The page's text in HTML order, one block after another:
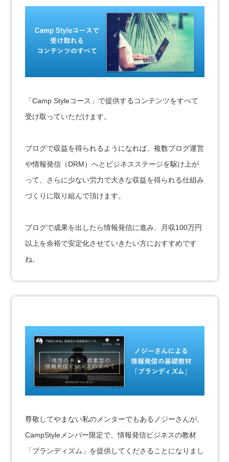
「Camp Styleコース」で提供するコンテンツをすべて
受け取っていただけます。
ブログで収益を得られるようになれば、複数ブログ運営
や情報発信（DRM）へとビジネスステージを駆け上が
って、さらに少ない労力で大きな収益を得られる仕組み
づくりに取り組んで頂けます。
ブログで成果を出したら情報発信に進み、月収100万円
以上を余裕で安定化させていきたい方におすすめです
ね。
尊敬してやまない私のメンターでもあるノジーさんが、
CampStyleメンバー限定で、情報発信ビジネスの教材
「ブランディズム」を提供してくださることになりまし